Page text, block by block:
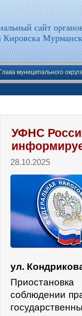
сайт
Кировска
Глава муниципального
УФНС
28.10.2025
ул.
соблюдении